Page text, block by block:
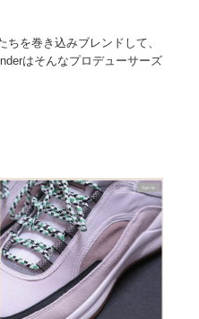
を巻き込みブレンドして、
はそんなプロデューサーズ